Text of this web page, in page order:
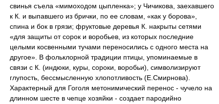
свинья съела «мимоходом цыпленка»; у Чичикова, заехавшего
к К. и выпавшего из брички, по ее словам, «как у борова»,
спина и бок в грязи; фруктовые деревья К. накрыты сетями
«для защиты от сорок и воробьев, из которых последние
целыми косвенными тучами переносились с одного места на
другое». В фольклорной традиции птицы, упоминаемые в
связи с К. (индюки, куры, сороки, воробьи), символизируют
глупость, бессмысленную хлопотливость (Е.Смирнова).
Характерный для Гоголя метонимический перенос - чучело на
длинном шесте в чепце хозяйки - создает пародийно